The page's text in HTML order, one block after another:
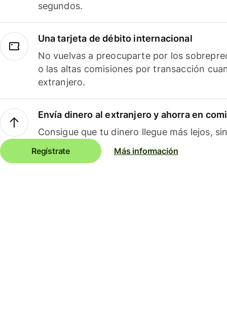
segundos.
Una tarjeta de débito internacional
No vuelvas a preocuparte por los
o las altas comisiones por transacción
extranjero.
Envía dinero al extranjero y ahorra en
Consigue que tu dinero llegue más lejos,
Regístrate Más información